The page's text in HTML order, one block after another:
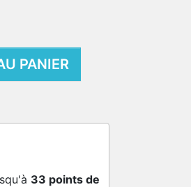
PANIER
33 points de